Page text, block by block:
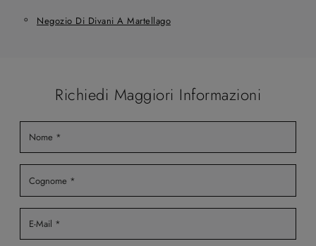
Negozio Di Divani A Martellago
Richiedi Maggiori Informazioni